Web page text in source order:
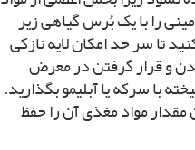
را با یک بُرس گیاهى زیر
تا سر حد امکان لایه نازکى
و قرار گرفتن در معرض
با سرکه یا آبلیمو بگذارید.
مقدار مواد مغذى آن را حفظ